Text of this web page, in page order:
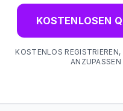
KOSTENLOSEN
KOSTENLOS